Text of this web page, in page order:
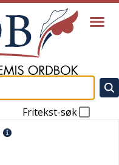
Fritekst-søk